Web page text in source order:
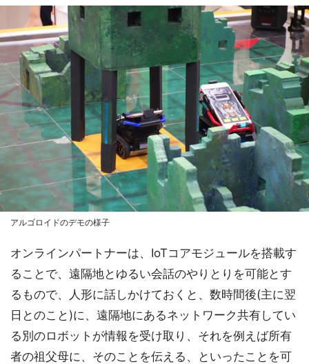
アルゴロイドのデモの様子
オンラインパートナーは、IoTコアモジュールを搭載す
ることで、遠隔地とゆるい会話のやりとりを可能とす
るもので、人形に話しかけておくと、数時間後(主に翌
日とのこと)に、遠隔地にあるネットワーク共有してい
る別のロボットが情報を受け取り、それを例えば所有
者の祖父母に、そのことを伝える、といったことを可